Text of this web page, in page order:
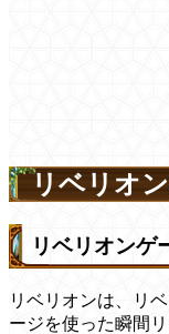
リベリオ
リベリオンゲ
リベリオンは、リ
ージを使った瞬間